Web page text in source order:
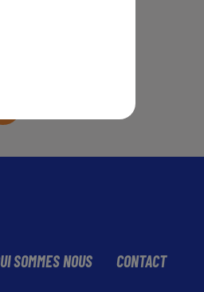
SOMMES NOUS CONTACT